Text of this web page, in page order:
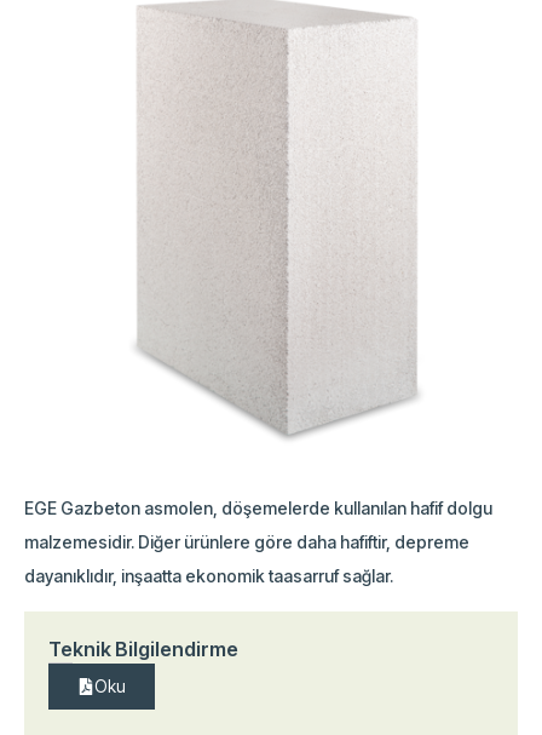
EGE Gazbeton asmolen, döşemelerde kullanılan hafif dolgu
malzemesidir. Diğer ürünlere göre daha hafiftir, depreme
dayanıklıdır, inşaatta ekonomik taasarruf sağlar.
Teknik Bilgilendirme
Oku